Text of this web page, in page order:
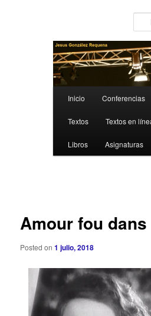
Inicio Conferencias
Textos Textos en
Libros Asignaturas
Amour fou
Posted on1 julio, 2018